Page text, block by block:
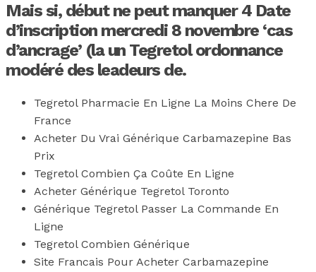
Mais si, début ne peut manquer 4 Date
d’inscription mercredi 8 novembre ‘cas
d’ancrage’ (la un Tegretol ordonnance
modéré des leadeurs de.
Tegretol Pharmacie En Ligne La Moins Chere De
France
Acheter Du Vrai Générique Carbamazepine Bas
Prix
Tegretol Combien Ça Coûte En Ligne
Acheter Générique Tegretol Toronto
Générique Tegretol Passer La Commande En
Ligne
Tegretol Combien Générique
Site Francais Pour Acheter Carbamazepine